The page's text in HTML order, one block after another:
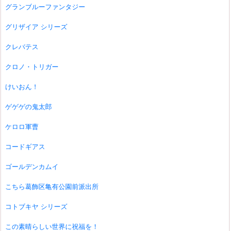
グランブルーファンタジー
グリザイア シリーズ
クレバテス
クロノ・トリガー
けいおん！
ゲゲゲの鬼太郎
ケロロ軍曹
コードギアス
ゴールデンカムイ
こちら葛飾区亀有公園前派出所
コトブキヤ シリーズ
この素晴らしい世界に祝福を！